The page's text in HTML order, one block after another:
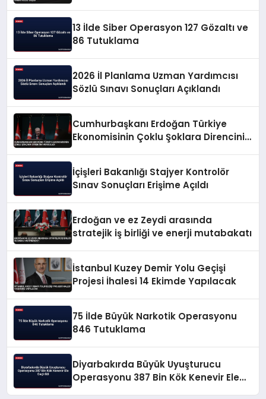
13 İlde Siber Operasyon 127 Gözaltı ve
86 Tutuklama
2026 İl Planlama Uzman Yardımcısı
Sözlü Sınavı Sonuçları Açıklandı
Cumhurbaşkanı Erdoğan Türkiye
Ekonomisinin Çoklu Şoklara Direncini
İçişleri Bakanlığı Stajyer Kontrolör
Sınav Sonuçları Erişime Açıldı
Erdoğan ve ez Zeydi arasında
stratejik iş birliği ve enerji mutabakatı
İstanbul Kuzey Demir Yolu Geçişi
Projesi İhalesi 14 Ekimde Yapılacak
75 İlde Büyük Narkotik Operasyonu
846 Tutuklama
Diyarbakırda Büyük Uyuşturucu
Operasyonu 387 Bin Kök Kenevir Ele